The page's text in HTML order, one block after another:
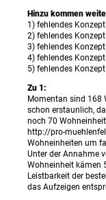
Hinzu kommen
1) fehlendes
2) fehlendes
3) fehlendes
4) fehlendes
5) fehlendes
Zu 1:
Momentan sind 168
schon erstaunlich,
noch 70
http://pro-
Wohneinheiten um
Unter der Annahme
Wohneinheit kämen
Leistbarkeit der
das Aufzeigen